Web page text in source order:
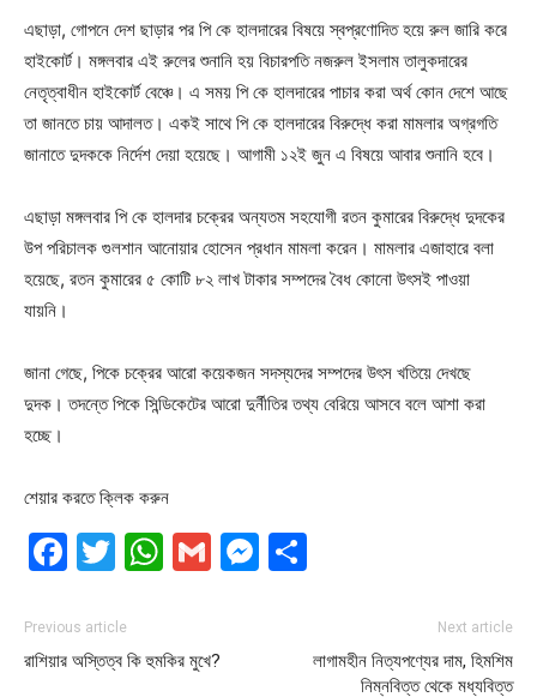
এছাড়া, গোপনে দেশ ছাড়ার পর পি কে হালদারের বিষয়ে স্বপ্রণোদিত হয়ে রুল জারি করে
হাইকোর্ট। মঙ্গলবার এই রুলের শুনানি হয় বিচারপতি নজরুল ইসলাম তালুকদারের
নেতৃত্বাধীন হাইকোর্ট বেঞ্চে। এ সময় পি কে হালদারের পাচার করা অর্থ কোন দেশে আছে
তা জানতে চায় আদালত। একই সাথে পি কে হালদারের বিরুদ্ধে করা মামলার অগ্রগতি
জানাতে দুদককে নির্দেশ দেয়া হয়েছে। আগামী ১২ই জুন এ বিষয়ে আবার শুনানি হবে।
এছাড়া মঙ্গলবার পি কে হালদার চক্রের অন্যতম সহযোগী রতন কুমারের বিরুদ্ধে দুদকের
উপ পরিচালক গুলশান আনোয়ার হোসেন প্রধান মামলা করেন। মামলার এজাহারে বলা
হয়েছে, রতন কুমারের ৫ কোটি ৮২ লাখ টাকার সম্পদের বৈধ কোনো উৎসই পাওয়া
যায়নি।
জানা গেছে, পিকে চক্রের আরো কয়েকজন সদস্যদের সম্পদের উৎস খতিয়ে দেখছে
দুদক। তদন্তে পিকে সিন্ডিকেটের আরো দুর্নীতির তথ্য বেরিয়ে আসবে বলে আশা করা
হচ্ছে।
শেয়ার করতে ক্লিক করুন
Facebook
Twitter
WhatsApp
GmailMessenger
Previous article
রাশিয়ার অস্তিত্ব কি হুমকির মুখে?
Next article
লাগামহীন নিত্যপণ্যের দাম, হিমশিম
নিম্নবিত্ত থেকে মধ্যবিত্ত